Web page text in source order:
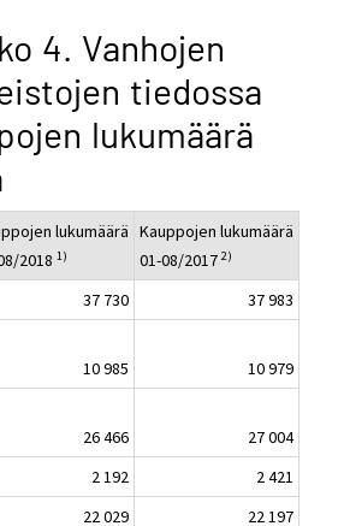
4. Vanhojen
tiedossa
lukumäärä
lukumäärä
2018 1)
Kauppojen lukumäärä
01-08/2017 2)
37 730
37 983
10 985
10 979
26 466
27 004
2 192
2 421
22 029
22 197